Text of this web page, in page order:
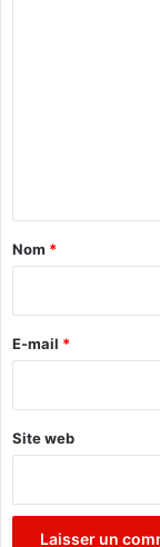
a
e
Nom *
E-mail *
Site web